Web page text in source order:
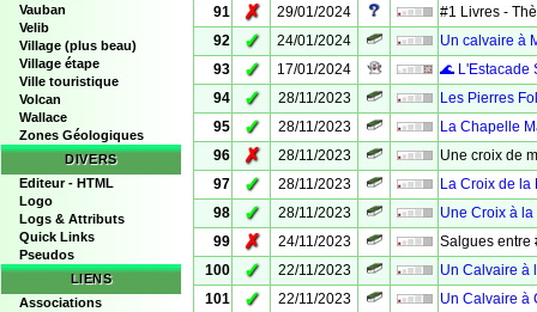
Vauban
Velib
Village (plus beau)
Village étape
Ville touristique
Volcan
Wallace
Zones Géologiques
DIVERS
Editeur - HTML
Logo
Logs & Attributs
Quick Links
Pseudos
LIENS
Associations
91
✗ 29/01/2024
#1 Livres -
92
✓ 24/01/2024
Un calvaire à
93
✓ 17/01/2024
🌊 L'Estacade
94
✓ 28/11/2023
Les Pierres
95
✓ 28/11/2023
La Chapelle
96
✗ 28/11/2023
Une croix de
97
✓ 28/11/2023
La Croix de la
98
✓ 28/11/2023
Une Croix à
99
✗ 24/11/2023
Salgues entre
100
✓ 22/11/2023
Un Calvaire à
101
✓ 22/11/2023
Un Calvaire à